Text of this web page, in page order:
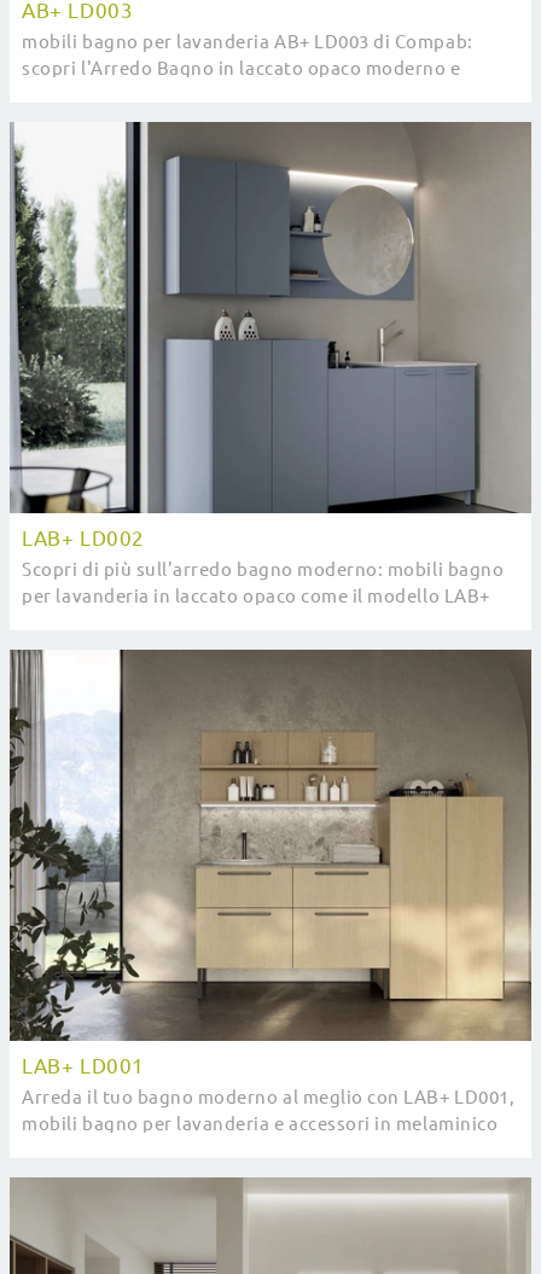
AB+ LD003
mobili bagno per lavanderia AB+ LD003 di Compab:
scopri l'Arredo Bagno in laccato opaco moderno e
LAB+ LD002
Scopri di più sull'arredo bagno moderno: mobili bagno
per lavanderia in laccato opaco come il modello LAB+
LAB+ LD001
Arreda il tuo bagno moderno al meglio con LAB+ LD001,
mobili bagno per lavanderia e accessori in melaminico